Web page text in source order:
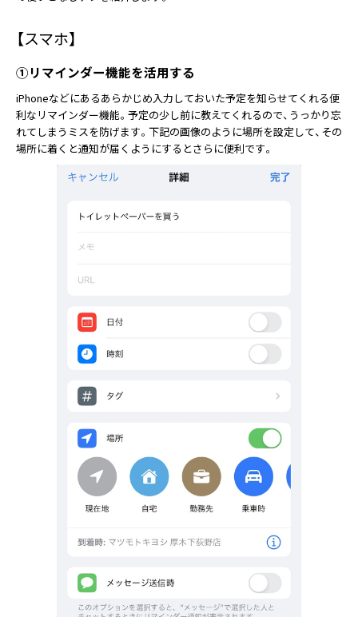
【スマホ】
①リマインダー機能を活用する
iPhoneなどにあるあらかじめ入力しておいた予定を知らせてくれる便
利なリマインダー機能。予定の少し前に教えてくれるので、うっかり忘
れてしまうミスを防げます。下記の画像のように場所を設定して、その
場所に着くと通知が届くようにするとさらに便利です。